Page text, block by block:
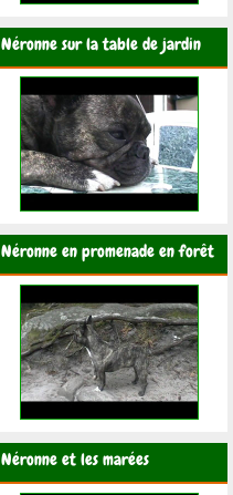
Néronne sur la table de jardin
Néronne en promenade en forêt
Néronne et les marées